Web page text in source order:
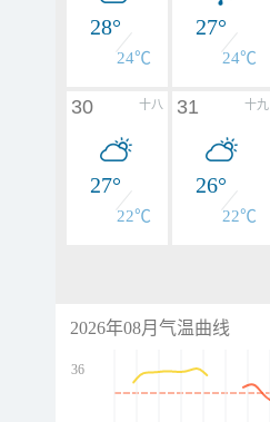
28°
24℃
27°
24℃
十八
30
27°
22℃
十九
31
26°
22℃
2026年08月气温曲线
36